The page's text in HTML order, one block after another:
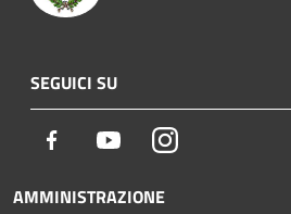
SEGUICI SU
Facebook YoutubeInstagram
AMMINISTRAZIONE